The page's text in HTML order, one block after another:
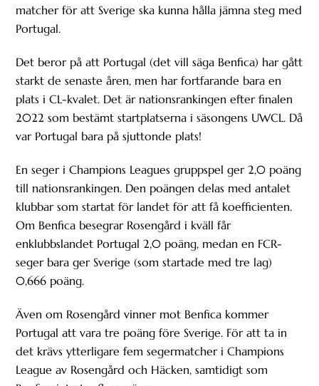
matcher för att Sverige ska kunna hålla jämna steg med
Portugal.
Det beror på att Portugal (det vill säga Benfica) har gått
starkt de senaste åren, men har fortfarande bara en
plats i CL-kvalet. Det är nationsrankingen efter finalen
2022 som bestämt startplatserna i säsongens UWCL. Då
var Portugal bara på sjuttonde plats!
En seger i Champions Leagues gruppspel ger 2,0 poäng
till nationsrankingen. Den poängen delas med antalet
klubbar som startat för landet för att få koefficienten.
Om Benfica besegrar Rosengård i kväll får
enklubbslandet Portugal 2,0 poäng, medan en FCR-
seger bara ger Sverige (som startade med tre lag)
0,666 poäng.
Även om Rosengård vinner mot Benfica kommer
Portugal att vara tre poäng före Sverige. För att ta in
det krävs ytterligare fem segermatcher i Champions
League av Rosengård och Häcken, samtidigt som